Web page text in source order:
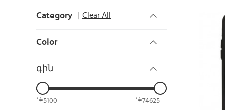
Category Clear All
Color
գին
5100 74625